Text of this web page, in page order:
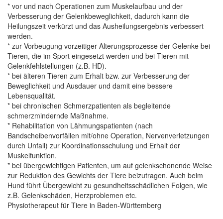
* vor und nach Operationen zum Muskelaufbau und der
Verbesserung der Gelenkbeweglichkeit, dadurch kann die
Heilungszeit verkürzt und das Ausheilungsergebnis verbessert
werden.
* zur Vorbeugung vorzeitiger Alterungsprozesse der Gelenke bei
Tieren, die im Sport eingesetzt werden und bei Tieren mit
Gelenkfehlstellungen (z.B. HD).
* bei älteren Tieren zum Erhalt bzw. zur Verbesserung der
Beweglichkeit und Ausdauer und damit eine bessere
Lebensqualität.
* bei chronischen Schmerzpatienten als begleitende
schmerzmindernde Maßnahme.
* Rehabilitation von Lähmungspatienten (nach
Bandscheibenvorfällen mit/ohne Operation, Nervenverletzungen
durch Unfall) zur Koordinationsschulung und Erhalt der
Muskelfunktion.
* bei übergewichtigen Patienten, um auf gelenkschonende Weise
zur Reduktion des Gewichts der Tiere beizutragen. Auch beim
Hund führt Übergewicht zu gesundheitsschädlichen Folgen, wie
z.B. Gelenkschäden, Herzproblemen etc.
Physiotherapeut für Tiere in Baden-Württemberg